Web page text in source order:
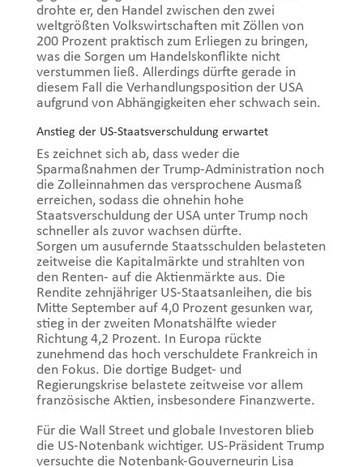
drohte er, den Handel zwischen den zwei
weltgrößten Volkswirtschaften mit Zöllen von
200 Prozent praktisch zum Erliegen zu bringen,
was die Sorgen um Handelskonflikte nicht
verstummen ließ. Allerdings dürfte gerade in
diesem Fall die Verhandlungsposition der USA
aufgrund von Abhängigkeiten eher schwach sein.
Anstieg der US-Staatsverschuldung erwartet
Es zeichnet sich ab, dass weder die
Sparmaßnahmen der Trump-Administration noch
die Zolleinnahmen das versprochene Ausmaß
erreichen, sodass die ohnehin hohe
Staatsverschuldung der USA unter Trump noch
schneller als zuvor wachsen dürfte.
Sorgen um ausufernde Staatsschulden belasteten
zeitweise die Kapitalmärkte und strahlten von
den Renten- auf die Aktienmärkte aus. Die
Rendite zehnjähriger US-Staatsanleihen, die bis
Mitte September auf 4,0 Prozent gesunken war,
stieg in der zweiten Monatshälfte wieder
Richtung 4,2 Prozent. In Europa rückte
zunehmend das hoch verschuldete Frankreich in
den Fokus. Die dortige Budget- und
Regierungskrise belastete zeitweise vor allem
französische Aktien, insbesondere Finanzwerte.
Für die Wall Street und globale Investoren blieb
die US-Notenbank wichtiger. US-Präsident Trump
versuchte die Notenbank-Gouverneurin Lisa